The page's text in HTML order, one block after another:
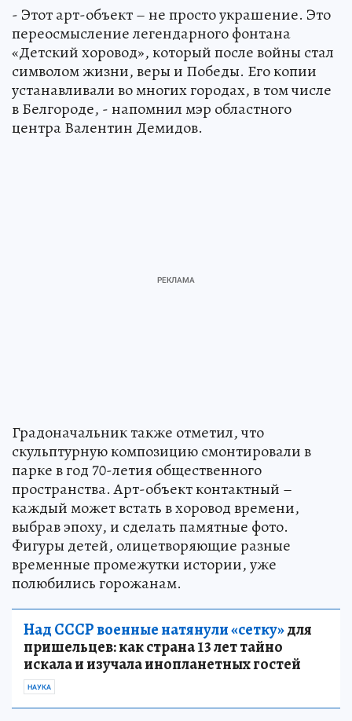
- Этот арт-объект – не просто украшение. Это
переосмысление легендарного фонтана
«Детский хоровод», который после войны стал
символом жизни, веры и Победы. Его копии
устанавливали во многих городах, в том числе
в Белгороде, - напомнил мэр областного
центра Валентин Демидов.
Градоначальник также отметил, что
скульптурную композицию смонтировали в
парке в год 70-летия общественного
пространства. Арт-объект контактный –
каждый может встать в хоровод времени,
выбрав эпоху, и сделать памятные фото.
Фигуры детей, олицетворяющие разные
временные промежутки истории, уже
полюбились горожанам.
Над СССР военные натянули «сетку»для
пришельцев: как страна 13 лет тайно
искала и изучала инопланетных гостей
НАУКА